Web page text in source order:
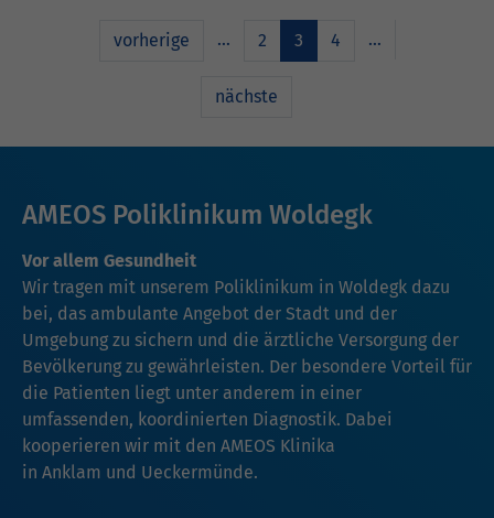
vorherige … 2 3 4 …
nächste
AMEOS Poliklinikum Woldegk
Vor allem Gesundheit
Wir tragen mit unserem Poliklinikum in Woldegk dazu
bei, das ambulante Angebot der Stadt und der
Umgebung zu sichern und die ärztliche Versorgung der
Bevölkerung zu gewährleisten. Der besondere Vorteil für
die Patienten liegt unter anderem in einer
umfassenden, koordinierten Diagnostik. Dabei
kooperieren wir mit den AMEOS Klinika
in Anklam und Ueckermünde.